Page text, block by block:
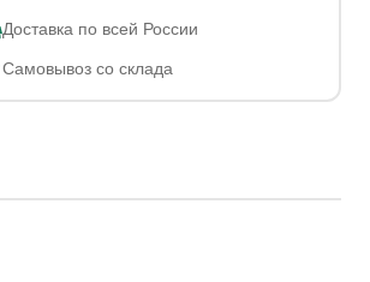
Доставка по всей России
Самовывоз со склада